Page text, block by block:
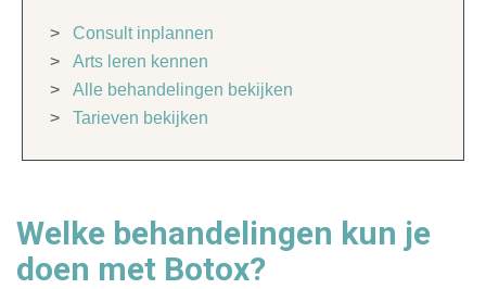
> Consult inplannen
> Arts leren kennen
> Alle behandelingen bekijken
> Tarieven bekijken
Welke behandelingen kun je
doen met Botox?